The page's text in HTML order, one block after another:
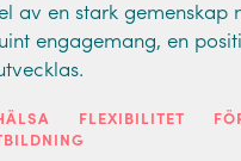
av en stark gemenskap
engagemang, en
FLEXIBILITET